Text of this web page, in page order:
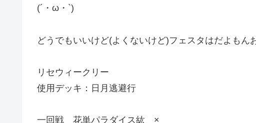
(´・ω・`)
どうでもいいけど(よくないけど)フェスタはだよもん
リセウィークリー
使用デッキ：日月逃避行
一回戦 花単パラダイス紘 ×